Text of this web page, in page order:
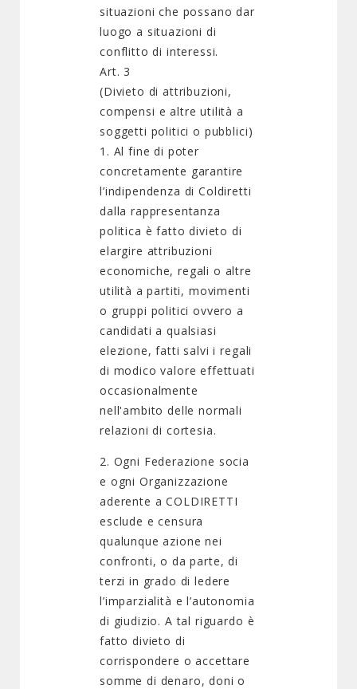
situazioni che possano dar
luogo a situazioni di
conflitto di interessi.
Art. 3
(Divieto di attribuzioni,
compensi e altre utilità a
soggetti politici o pubblici)
1. Al fine di poter
concretamente garantire
l’indipendenza di Coldiretti
dalla rappresentanza
politica è fatto divieto di
elargire attribuzioni
economiche, regali o altre
utilità a partiti, movimenti
o gruppi politici ovvero a
candidati a qualsiasi
elezione, fatti salvi i regali
di modico valore effettuati
occasionalmente
nell'ambito delle normali
relazioni di cortesia.
2. Ogni Federazione socia
e ogni Organizzazione
aderente a COLDIRETTI
esclude e censura
qualunque azione nei
confronti, o da parte, di
terzi in grado di ledere
l’imparzialità e l’autonomia
di giudizio. A tal riguardo è
fatto divieto di
corrispondere o accettare
somme di denaro, doni o